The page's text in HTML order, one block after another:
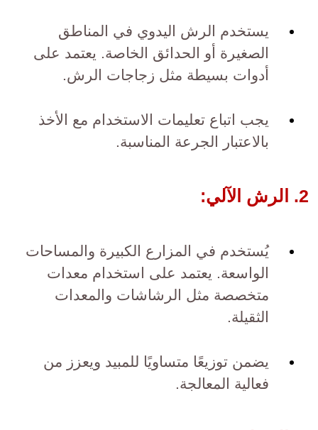
يستخدم الرش اليدوي في المناطق
الصغيرة أو الحدائق الخاصة. يعتمد على
أدوات بسيطة مثل زجاجات الرش.
يجب اتباع تعليمات الاستخدام مع الأخذ
بالاعتبار الجرعة المناسبة.
2. الرش الآلي:
يُستخدم في المزارع الكبيرة والمساحات
الواسعة. يعتمد على استخدام معدات
متخصصة مثل الرشاشات والمعدات
الثقيلة.
يضمن توزيعًا متساويًا للمبيد ويعزز من
فعالية المعالجة.